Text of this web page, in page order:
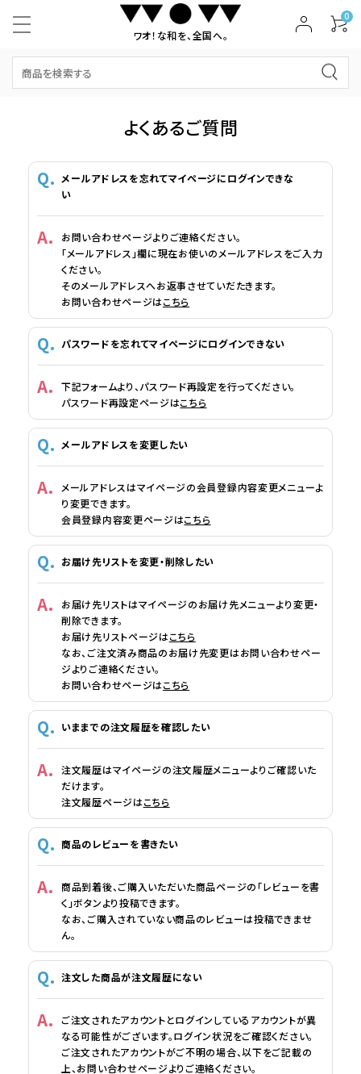
ワオ！な和を、全国へ。
0
よくあるご質問
メールアドレスを忘れてマイページにログインできな
い
お問い合わせページよりご連絡ください。
「メールアドレス」欄に現在お使いのメールアドレスをご入力
ください。
そのメールアドレスへお返事させていだたきます。
お問い合わせページはこちら
パスワードを忘れてマイページにログインできない
下記フォームより、パスワード再設定を行ってください。
パスワード再設定ページはこちら
メールアドレスを変更したい
メールアドレスはマイページの会員登録内容変更メニューよ
り変更できます。
会員登録内容変更ページはこちら
お届け先リストを変更・削除したい
お届け先リストはマイページのお届け先メニューより変更・
削除できます。
お届け先リストページはこちら
なお、ご注文済み商品のお届け先変更はお問い合わせペー
ジよりご連絡ください。
お問い合わせページはこちら
いままでの注文履歴を確認したい
注文履歴はマイページの注文履歴メニューよりご確認いた
だけます。
注文履歴ページはこちら
商品のレビューを書きたい
商品到着後、ご購入いただいた商品ページの「レビューを書
く」ボタンより投稿できます。
なお、ご購入されていない商品のレビューは投稿できませ
ん。
注文した商品が注文履歴にない
ご注文されたアカウントとログインしているアカウントが異
なる可能性がございます。ログイン状況をご確認ください。
ご注文されたアカウントがご不明の場合、以下をご記載の
上、お問い合わせページよりご連絡ください。